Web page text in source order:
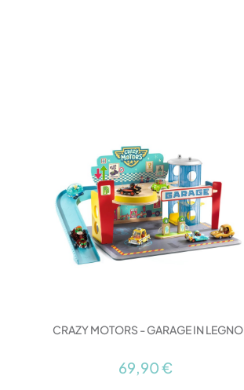
CRAZY MOTORS - GARAGE IN LEGNO
69,90 €